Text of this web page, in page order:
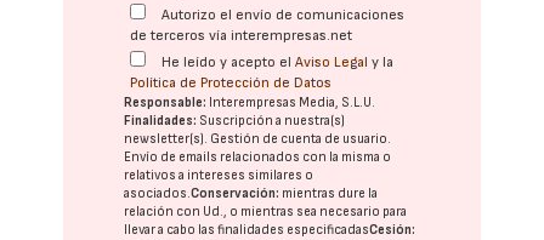
Autorizo el envío de comunicaciones
de terceros vía interempresas.net
He leído y acepto elAviso Legal y la
Política de Protección de Datos
Responsable: Interempresas Media, S.L.U.
Finalidades: Suscripción a nuestra(s)
newsletter(s). Gestión de cuenta de usuario.
Envío de emails relacionados con la misma o
relativos a intereses similares o
asociados.Conservación: mientras dure la
relación con Ud., o mientras sea necesario para
llevar a cabo las finalidades especificadasCesión: